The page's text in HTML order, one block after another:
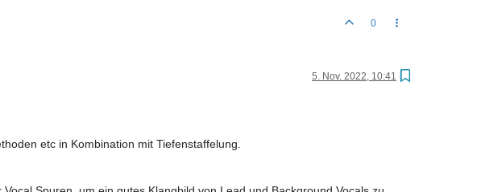
0
5. Nov. 2022, 10:41
etc in Kombination mit Tiefenstaffelung.